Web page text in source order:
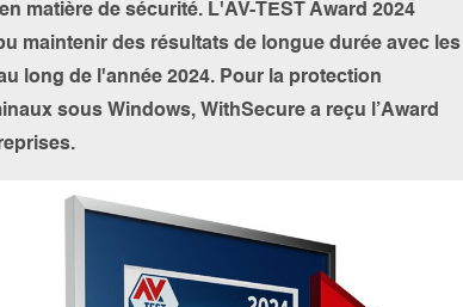
matière de sécurité. L'AV-TEST Award 2024
maintenir des résultats de longue durée avec les
long de l'année 2024. Pour la protection
sous Windows, WithSecure a reçu l’Award